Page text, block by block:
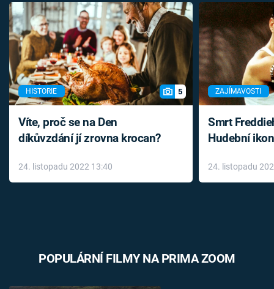
HISTORIE 5
Víte, proč se na Den
díkůvzdání jí zrovna krocan?
24. listopadu 2022 13:40
ZAJÍMAVOSTI
Smrt
Hudební
léky
24. listopadu
POPULÁRNÍ FILMY NA PRIMA ZOOM